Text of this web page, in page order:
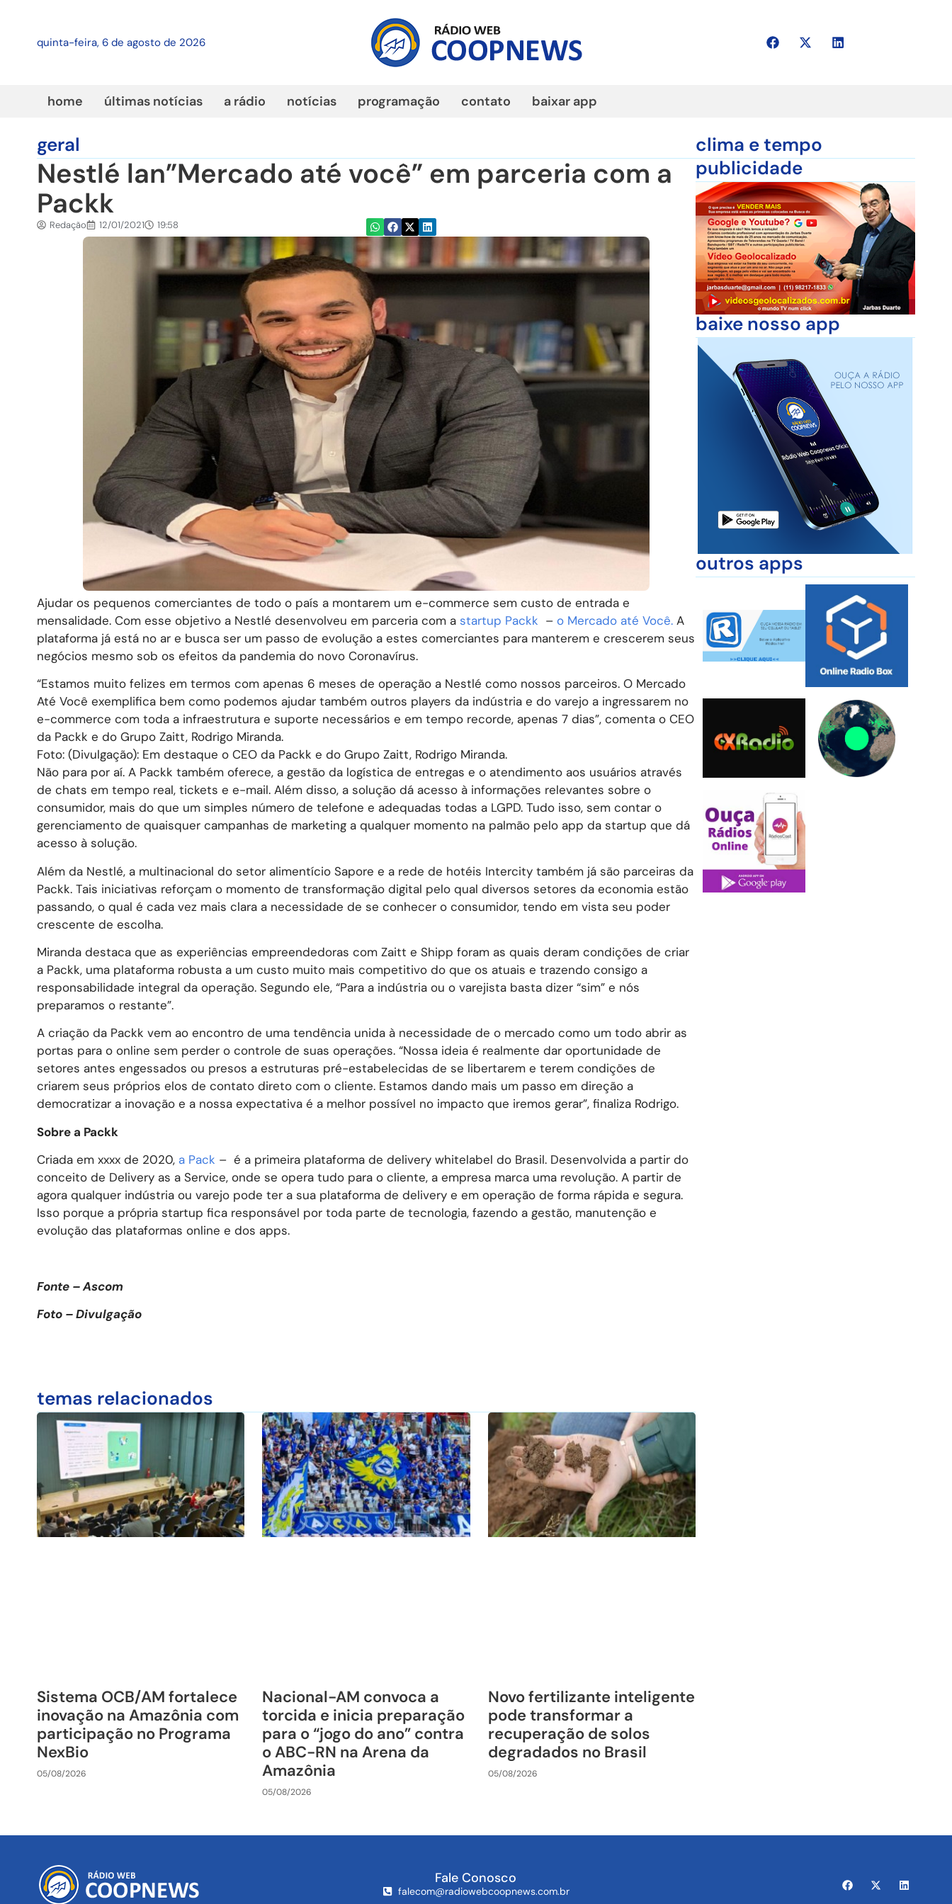
quinta-feira, 6 de agosto de 2026
home últimas notícias a rádio notícias programação contato baixar app
geral
Nestlé lan”Mercado até você” em parceria com a
Packk
Redação 12/01/2021 19:58
Ajudar os pequenos comerciantes de todo o país a montarem um e-commerce sem custo de entrada e
mensalidade. Com esse objetivo a Nestlé desenvolveu em parceria com a startup Packk – o Mercado até Você. A
plataforma já está no ar e busca ser um passo de evolução a estes comerciantes para manterem e crescerem seus
negócios mesmo sob os efeitos da pandemia do novo Coronavírus.
“Estamos muito felizes em termos com apenas 6 meses de operação a Nestlé como nossos parceiros. O Mercado
Até Você exemplifica bem como podemos ajudar também outros players da indústria e do varejo a ingressarem no
e-commerce com toda a infraestrutura e suporte necessários e em tempo recorde, apenas 7 dias”, comenta o CEO
da Packk e do Grupo Zaitt, Rodrigo Miranda.
Foto: (Divulgação): Em destaque o CEO da Packk e do Grupo Zaitt, Rodrigo Miranda.
Não para por aí. A Packk também oferece, a gestão da logística de entregas e o atendimento aos usuários através
de chats em tempo real, tickets e e-mail. Além disso, a solução dá acesso à informações relevantes sobre o
consumidor, mais do que um simples número de telefone e adequadas todas a LGPD. Tudo isso, sem contar o
gerenciamento de quaisquer campanhas de marketing a qualquer momento na palmão pelo app da startup que dá
acesso à solução.
Além da Nestlé, a multinacional do setor alimentício Sapore e a rede de hotéis Intercity também já são parceiras da
Packk. Tais iniciativas reforçam o momento de transformação digital pelo qual diversos setores da economia estão
passando, o qual é cada vez mais clara a necessidade de se conhecer o consumidor, tendo em vista seu poder
crescente de escolha.
Miranda destaca que as experiências empreendedoras com Zaitt e Shipp foram as quais deram condições de criar
a Packk, uma plataforma robusta a um custo muito mais competitivo do que os atuais e trazendo consigo a
responsabilidade integral da operação. Segundo ele, “Para a indústria ou o varejista basta dizer “sim” e nós
preparamos o restante”.
A criação da Packk vem ao encontro de uma tendência unida à necessidade de o mercado como um todo abrir as
portas para o online sem perder o controle de suas operações. “Nossa ideia é realmente dar oportunidade de
setores antes engessados ou presos a estruturas pré-estabelecidas de se libertarem e terem condições de
criarem seus próprios elos de contato direto com o cliente. Estamos dando mais um passo em direção a
democratizar a inovação e a nossa expectativa é a melhor possível no impacto que iremos gerar”, finaliza Rodrigo.
Sobre a Packk
Criada em xxxx de 2020, a Pack – é a primeira plataforma de delivery whitelabel do Brasil. Desenvolvida a partir do
conceito de Delivery as a Service, onde se opera tudo para o cliente, a empresa marca uma revolução. A partir de
agora qualquer indústria ou varejo pode ter a sua plataforma de delivery e em operação de forma rápida e segura.
Isso porque a própria startup fica responsável por toda parte de tecnologia, fazendo a gestão, manutenção e
evolução das plataformas online e dos apps.
Fonte – Ascom
Foto – Divulgação
temas relacionados
Sistema OCB/AM fortalece
inovação na Amazônia com
participação no Programa
NexBio
05/08/2026
Nacional-AM convoca a
torcida e inicia preparação
para o “jogo do ano” contra
o ABC-RN na Arena da
Amazônia
05/08/2026
Novo fertilizante inteligente
pode transformar a
recuperação de solos
degradados no Brasil
05/08/2026
clima e tempo
publicidade
baixe nosso app
outros apps
Fale Conosco
falecom@radiowebcoopnews.com.br